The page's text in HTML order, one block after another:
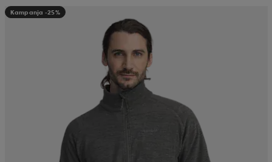
Kampanja -25%